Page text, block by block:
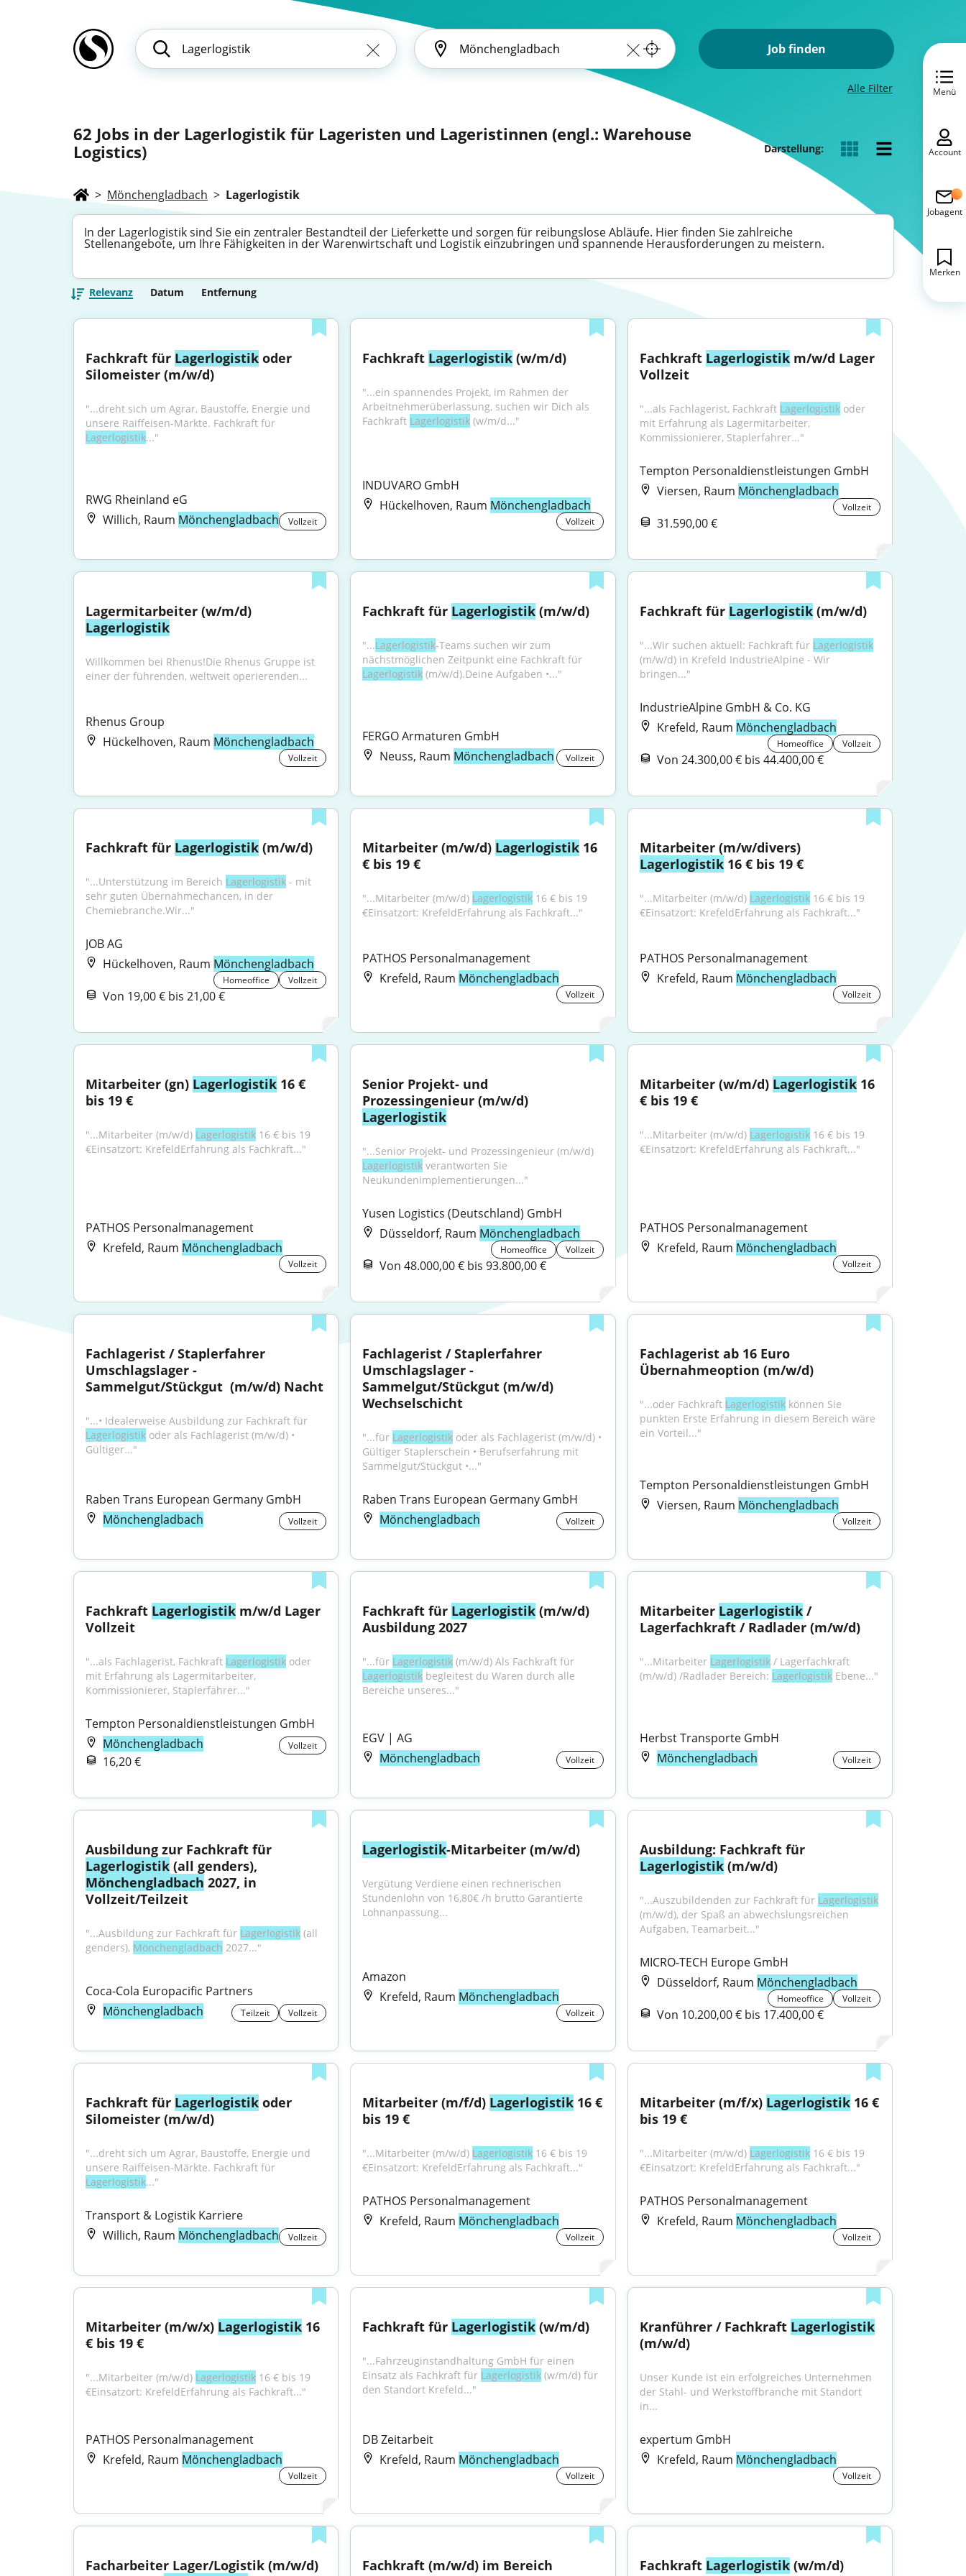
Job finden
Alle Filter
62 Jobs in der Lagerlogistik für Lageristen und Lageristinnen (engl.: Warehouse
Logistics)
Darstellung:
> Mönchengladbach > Lagerlogistik
In der Lagerlogistik sind Sie ein zentraler Bestandteil der Lieferkette und sorgen für reibungslose Abläufe. Hier finden Sie zahlreiche
Stellenangebote, um Ihre Fähigkeiten in der Warenwirtschaft und Logistik einzubringen und spannende Herausforderungen zu meistern.
Relevanz Datum Entfernung
Fachkraft für Lagerlogistik oder
Silomeister (m/w/d)
"...dreht sich um Agrar, Baustoffe, Energie und
Lagerlogistik..."
RWG Rheinland eG
Willich, Raum Mönchengladbach Vollzeit
Fachkraft Lagerlogistik (w/m/d)
"...ein spannendes Projekt, im Rahmen der
Arbeitnehmerüberlassung, suchen wir Dich als
Fachkraft Lagerlogistik (w/m/d..."
INDUVARO GmbH
Hückelhoven, Raum Mönchengladbach
Vollzeit
Fachkraft Lagerlogistik m/w/d Lager
Vollzeit
"...als Fachlagerist, Fachkraft Lagerlogistik oder
mit Erfahrung als Lagermitarbeiter,
Kommissionierer, Staplerfahrer..."
Tempton Personaldienstleistungen GmbH
Viersen, Raum Mönchengladbach
Vollzeit
31.590,00 €
Lagerlogistik
Willkommen bei Rhenus!Die Rhenus Gruppe ist
einer der führenden, weltweit operierenden...
Rhenus Group
Hückelhoven, Raum Mönchengladbach
Vollzeit
Fachkraft für Lagerlogistik (m/w/d)
"...Lagerlogistik-Teams suchen wir zum
Lagerlogistik (m/w/d).Deine Aufgaben •..."
FERGO Armaturen GmbH
Neuss, Raum Mönchengladbach Vollzeit
Fachkraft für Lagerlogistik (m/w/d)
"...Wir suchen aktuell: Fachkraft für Lagerlogistik
(m/w/d) in Krefeld IndustrieAlpine - Wir
bringen..."
IndustrieAlpine GmbH & Co. KG
Krefeld, Raum Mönchengladbach
Homeoffice Vollzeit
Von 24.300,00 € bis 44.400,00 €
Fachkraft für Lagerlogistik (m/w/d)
"...Unterstützung im Bereich Lagerlogistik - mit
sehr guten Übernahmechancen, in der
Chemiebranche.Wir..."
JOB AG
Hückelhoven, Raum Mönchengladbach
Homeoffice Vollzeit
Von 19,00 € bis 21,00 €
Mitarbeiter (m/w/d) Lagerlogistik 16
€ bis 19 €
"...Mitarbeiter (m/w/d) Lagerlogistik 16 € bis 19
€Einsatzort: KrefeldErfahrung als Fachkraft..."
PATHOS Personalmanagement
Krefeld, Raum Mönchengladbach
Vollzeit
Mitarbeiter (m/w/divers)
Lagerlogistik 16 € bis 19 €
"...Mitarbeiter (m/w/d) Lagerlogistik 16 € bis 19
€Einsatzort: KrefeldErfahrung als Fachkraft..."
PATHOS Personalmanagement
Krefeld, Raum Mönchengladbach
Vollzeit
Mitarbeiter (gn) Lagerlogistik 16 €
bis 19 €
"...Mitarbeiter (m/w/d) Lagerlogistik 16 € bis 19
€Einsatzort: KrefeldErfahrung als Fachkraft..."
PATHOS Personalmanagement
Krefeld, Raum Mönchengladbach
Vollzeit
Senior Projekt- und
Lagerlogistik
Lagerlogistik verantworten Sie
Neukundenimplementierungen..."
Yusen Logistics (Deutschland) GmbH
Düsseldorf, Raum Mönchengladbach
Homeoffice Vollzeit
Von 48.000,00 € bis 93.800,00 €
Mitarbeiter (w/m/d) Lagerlogistik 16
€ bis 19 €
"...Mitarbeiter (m/w/d) Lagerlogistik 16 € bis 19
€Einsatzort: KrefeldErfahrung als Fachkraft..."
PATHOS Personalmanagement
Krefeld, Raum Mönchengladbach
Vollzeit
Fachlagerist / Staplerfahrer
Umschlagslager -
Sammelgut/Stückgut ​ (m/w/d) Nacht
Lagerlogistik oder als Fachlagerist (m/w/d) •
Gültiger..."
Raben Trans European Germany GmbH
Mönchengladbach
Vollzeit
Fachlagerist / Staplerfahrer
Umschlagslager -
Sammelgut/Stückgut​ (m/w/d)
Wechselschicht
"...für Lagerlogistik oder als Fachlagerist (m/w/d) •
Gültiger Staplerschein • Berufserfahrung mit
Sammelgut/Stückgut​ •..."
Raben Trans European Germany GmbH
Mönchengladbach
Vollzeit
Fachlagerist ab 16 Euro
Übernahmeoption (m/w/d)
"...oder Fachkraft Lagerlogistik können Sie
punkten Erste Erfahrung in diesem Bereich wäre
ein Vorteil..."
Tempton Personaldienstleistungen GmbH
Viersen, Raum Mönchengladbach
Vollzeit
Fachkraft Lagerlogistik m/w/d Lager
Vollzeit
"...als Fachlagerist, Fachkraft Lagerlogistik oder
mit Erfahrung als Lagermitarbeiter,
Kommissionierer, Staplerfahrer..."
Tempton Personaldienstleistungen GmbH
Mönchengladbach
Vollzeit
16,20 €
Fachkraft für Lagerlogistik (m/w/d)
Ausbildung 2027
"...für Lagerlogistik
Lagerlogistik begleitest du Waren durch alle
Bereiche unseres..."
EGV | AG
Mönchengladbach
Vollzeit
Mitarbeiter Lagerlogistik /
Lagerfachkraft / Radlader (m/w/d)
"...Mitarbeiter Lagerlogistik / Lagerfachkraft
(m/w/d) /Radlader Bereich: Lagerlogistik Ebene..."
Herbst Transporte GmbH
Mönchengladbach
Vollzeit
Lagerlogistik
Mönchengladbach 2027, in
Vollzeit/Teilzeit
"...Ausbildung zur Fachkraft für Lagerlogistik (all
genders), Mönchengladbach 2027..."
Coca-Cola Europacific Partners
Mönchengladbach
Teilzeit Vollzeit
Lagerlogistik-Mitarbeiter (m/w/d)
Vergütung Verdiene einen rechnerischen
Stundenlohn von 16,80€ /h brutto Garantierte
Lohnanpassung...
Amazon
Krefeld, Raum Mönchengladbach
Vollzeit
Ausbildung: Fachkraft für
Lagerlogistik (m/w/d)
"...Auszubildenden zur Fachkraft für Lagerlogistik
(m/w/d), der Spaß an abwechslungsreichen
Aufgaben, Teamarbeit..."
MICRO-TECH Europe GmbH
Düsseldorf, Raum Mönchengladbach
Homeoffice Vollzeit
Von 10.200,00 € bis 17.400,00 €
Fachkraft für Lagerlogistik oder
Silomeister (m/w/d)
"...dreht sich um Agrar, Baustoffe, Energie und
Lagerlogistik..."
Transport & Logistik Karriere
Willich, Raum Mönchengladbach Vollzeit
Mitarbeiter (m/f/d) Lagerlogistik 16 €
bis 19 €
"...Mitarbeiter (m/w/d) Lagerlogistik 16 € bis 19
€Einsatzort: KrefeldErfahrung als Fachkraft..."
PATHOS Personalmanagement
Krefeld, Raum Mönchengladbach
Vollzeit
Mitarbeiter (m/f/x) Lagerlogistik 16 €
bis 19 €
"...Mitarbeiter (m/w/d) Lagerlogistik 16 € bis 19
€Einsatzort: KrefeldErfahrung als Fachkraft..."
PATHOS Personalmanagement
Krefeld, Raum Mönchengladbach
Vollzeit
Mitarbeiter (m/w/x) Lagerlogistik 16
€ bis 19 €
"...Mitarbeiter (m/w/d) Lagerlogistik 16 € bis 19
€Einsatzort: KrefeldErfahrung als Fachkraft..."
PATHOS Personalmanagement
Krefeld, Raum Mönchengladbach
Vollzeit
Fachkraft für Lagerlogistik (w/m/d)
"...Fahrzeuginstandhaltung GmbH für einen
Einsatz als Fachkraft für Lagerlogistik (w/m/d) für
den Standort Krefeld..."
DB Zeitarbeit
Krefeld, Raum Mönchengladbach
Vollzeit
Kranführer / Fachkraft Lagerlogistik
(m/w/d)
Unser Kunde ist ein erfolgreiches Unternehmen
der Stahl- und Werkstoffbranche mit Standort
in...
expertum GmbH
Krefeld, Raum Mönchengladbach
Vollzeit
Facharbeiter Lager/Logistik (m/w/d)
Fachkraft (m/w/d) im Bereich
Fachkraft Lagerlogistik (w/m/d)
Menü
Account
Jobagent
Merken